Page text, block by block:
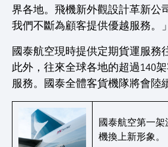
界各地。飛機新外觀設計革新公
我們不斷為顧客提供優越服務。」
國泰航空現時提供定期貨運服務
此外，往來全球各地的超過140
服務。國泰全體客貨機隊將會陸
國泰航空第一架
機換上新形象。